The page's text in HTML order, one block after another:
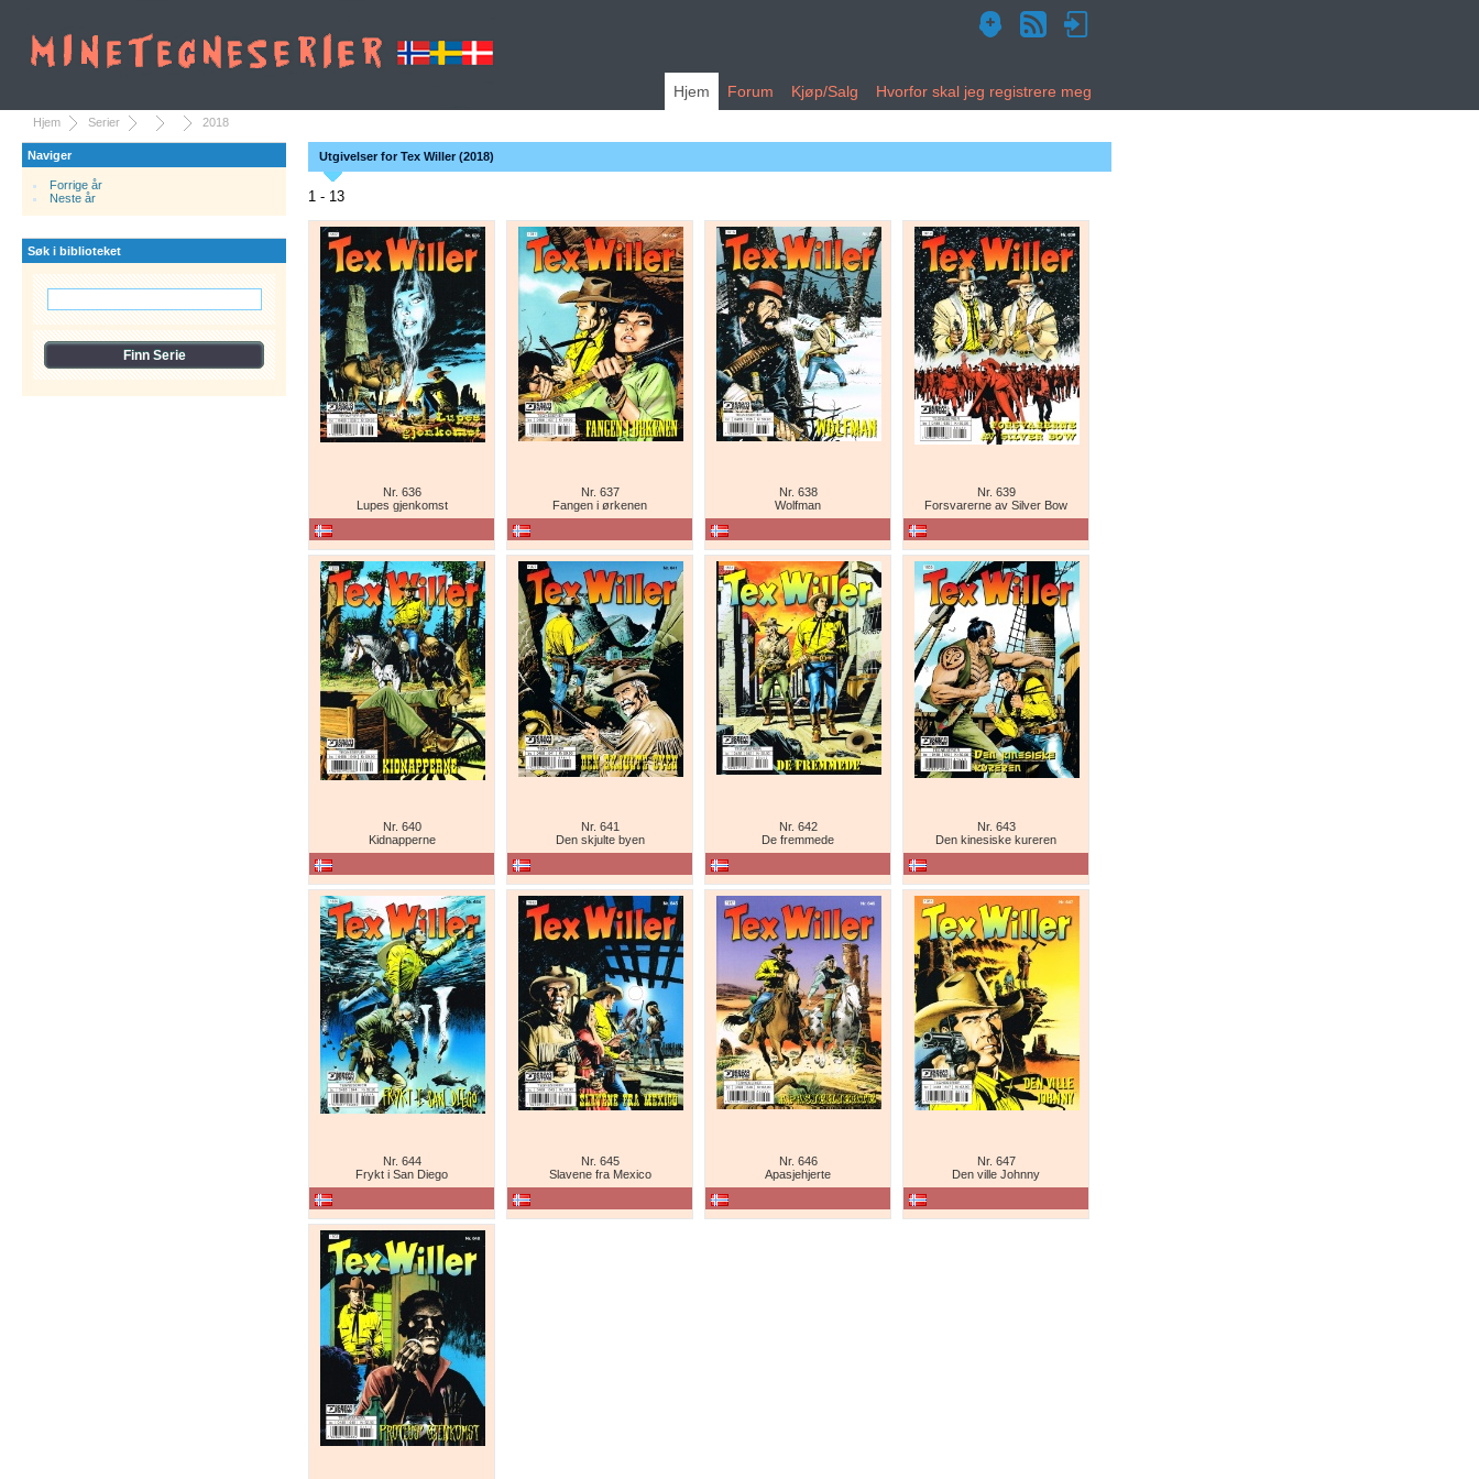
Hjem Forum Kjøp/Salg Hvorfor skal jeg registrere meg
Hjem Serier 2018
Naviger
Forrige år
Neste år
Søk i biblioteket
Utgivelser for Tex Willer (2018)
1 - 13
Nr. 636
Lupes gjenkomst
Nr. 637
Fangen i ørkenen
Nr. 638
Wolfman
Nr. 639
Forsvarerne av Silver Bow
Nr. 640
Kidnapperne
Nr. 641
Den skjulte byen
Nr. 642
De fremmede
Nr. 643
Den kinesiske kureren
Nr. 644
Frykt i San Diego
Nr. 645
Slavene fra Mexico
Nr. 646
Apasjehjerte
Nr. 647
Den ville Johnny